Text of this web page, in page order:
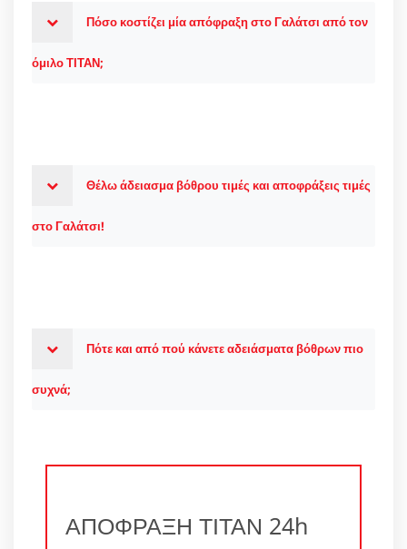
Πόσο κοστίζει μία απόφραξη στο Γαλάτσι από τον
όμιλο ΤΙΤΑΝ;
Θέλω άδειασμα βόθρου τιμές και αποφράξεις τιμές
στο Γαλάτσι!
Πότε και από πού κάνετε αδειάσματα βόθρων πιο
συχνά;
ΑΠΟΦΡΑΞΗ ΤΙΤΑΝ 24h